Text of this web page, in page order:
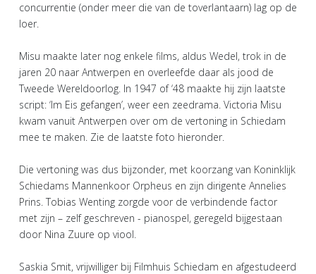
concurrentie (onder meer die van de toverlantaarn) lag op de
loer.
Misu maakte later nog enkele films, aldus Wedel, trok in de
jaren 20 naar Antwerpen en overleefde daar als jood de
Tweede Wereldoorlog. In 1947 of ‘48 maakte hij zijn laatste
script: ‘Im Eis gefangen’, weer een zeedrama. Victoria Misu
kwam vanuit Antwerpen over om de vertoning in Schiedam
mee te maken. Zie de laatste foto hieronder.
Die vertoning was dus bijzonder, met koorzang van Koninklijk
Schiedams Mannenkoor Orpheus en zijn dirigente Annelies
Prins. Tobias Wenting zorgde voor de verbindende factor
met zijn – zelf geschreven - pianospel, geregeld bijgestaan
door Nina Zuure op viool.
Saskia Smit, vrijwilliger bij Filmhuis Schiedam en afgestudeerd